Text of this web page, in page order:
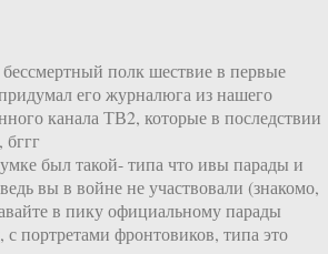
полк шествие в первые
его журналюга из нашего
канала ТВ2, которые в последствии
был такой- типа что ивы парады и
вы в войне не участвовали (знакомо,
в пику официальному парады
с портретами фронтовиков, типа это